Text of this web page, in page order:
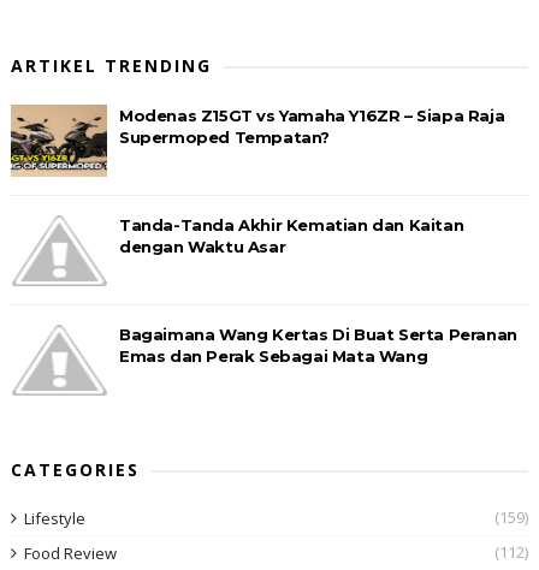
ARTIKEL TRENDING
Modenas Z15GT vs Yamaha Y16ZR – Siapa Raja
Supermoped Tempatan?
Tanda-Tanda Akhir Kematian dan Kaitan
dengan Waktu Asar
Bagaimana Wang Kertas Di Buat Serta Peranan
Emas dan Perak Sebagai Mata Wang
CATEGORIES
Lifestyle
(159)
Food Review
(112)